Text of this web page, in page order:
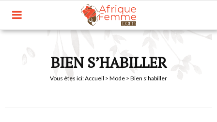
BIEN S’HABILLER
Vous êtes ici:Accueil > Mode > Bien s’habiller